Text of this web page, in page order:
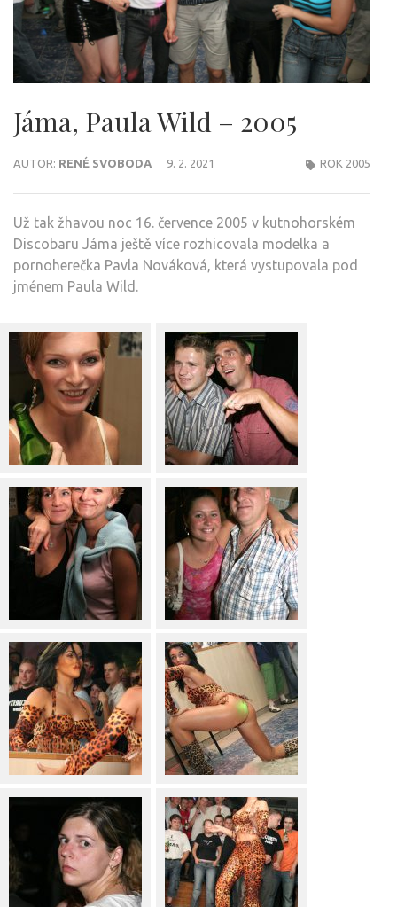
Jáma, Paula Wild – 2005
AUTOR: RENÉ SVOBODA 9. 2. 2021 ROK 2005
Už tak žhavou noc 16. července 2005 v kutnohorském
Discobaru Jáma ještě více rozhicovala modelka a
pornoherečka Pavla Nováková, která vystupovala pod
jménem Paula Wild.